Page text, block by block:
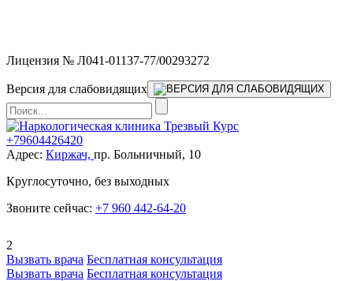
Лицензия № Л041-01137-77/00293272
Версия для слабовидящих
+79604426420
Адрес: Киржач, пр. Больничный, 10
Круглосуточно, без выходных
Звоните сейчас: +7 960 442-64-20
2
Вызвать врача Бесплатная консультация
Вызвать врача Бесплатная консультация